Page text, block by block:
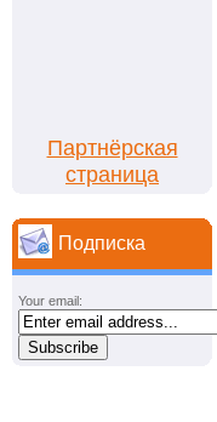
Партнёрская
страница
Подписка
Your email: